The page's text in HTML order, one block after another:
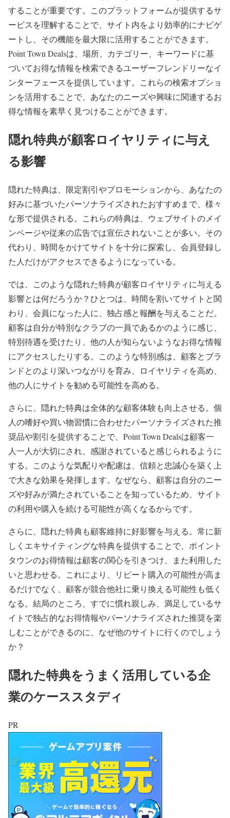
することが重要です。このプラットフォームが提供するサ
ービスを理解することで、サイト内をより効率的にナビゲ
ートし、その機能を最大限に活用することができます。
Point Town Dealsは、場所、カテゴリー、キーワードに基
づいてお得な情報を検索できるユーザーフレンドリーなイ
ンターフェースを提供しています。これらの検索オプショ
ンを活用することで、あなたのニーズや興味に関連するお
得な情報を素早く見つけることができます。
隠れ特典が顧客ロイヤリティに与え
る影響
隠れた特典は、限定割引やプロモーションから、あなたの
好みに基づいたパーソナライズされたおすすめまで、様々
な形で提供される。これらの特典は、ウェブサイトのメイ
ンページや従来の広告では宣伝されないことが多い。その
代わり、時間をかけてサイトを十分に探索し、会員登録し
た人だけがアクセスできるようになっている。
では、このような隠れた特典が顧客ロイヤリティに与える
影響とは何だろうか？ひとつは、時間を割いてサイトと関
わり、会員になった人に、独占感と報酬を与えることだ。
顧客は自分が特別なクラブの一員であるかのように感じ、
特別待遇を受けたり、他の人が知らないようなお得な情報
にアクセスしたりする。このような特別感は、顧客とブラ
ンドとのより深いつながりを育み、ロイヤリティを高め、
他の人にサイトを勧める可能性を高める。
さらに、隠れた特典は全体的な顧客体験も向上させる。個
人の嗜好や買い物習慣に合わせたパーソナライズされた推
奨品や割引を提供することで、Point Town Dealsは顧客一
人一人が大切にされ、感謝されていると感じられるように
する。このような気配りや配慮は、信頼と忠誠心を築く上
で大きな効果を発揮します。なぜなら、顧客は自分のニー
ズや好みが満たされていることを知っているため、サイト
の利用や購入を続ける可能性が高くなるからです。
さらに、隠れた特典も顧客維持に好影響を与える。常に新
しくエキサイティングな特典を提供することで、ポイント
タウンのお得情報は顧客の関心を引きつけ、また利用した
いと思わせる。これにより、リピート購入の可能性が高ま
るだけでなく、顧客が競合他社に乗り換える可能性も低く
なる。結局のところ、すでに慣れ親しみ、満足しているサ
イトで独占的なお得情報やパーソナライズされた推奨を楽
しむことができるのに、なぜ他のサイトに行くのでしょう
か？
隠れた特典をうまく活用している企
業のケーススタディ
PR